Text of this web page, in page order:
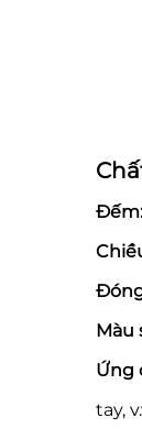
Màu
Ứng
tay,